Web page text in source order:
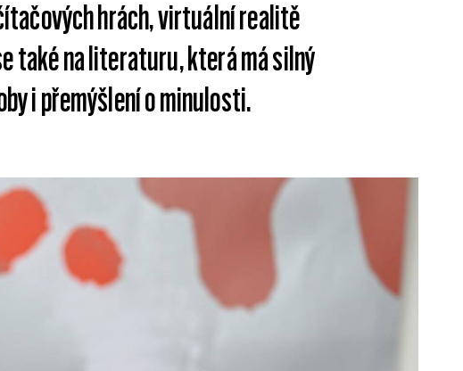
hrách, virtuální realitě
také na literaturu, která má silný
i přemýšlení o minulosti.